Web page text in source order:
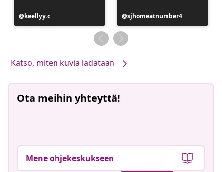
Julkaissut
keellyy.c Julkaissut
sjhomeatnumber4
Katso, miten kuvia ladataan
Ota meihin yhteyttä!
Mene ohjekeskukseen